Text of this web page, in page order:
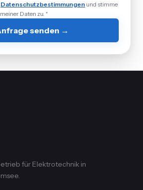
Datenschutzbestimmungen und stimme
Daten zu. *
senden →
für Elektrotechnik in